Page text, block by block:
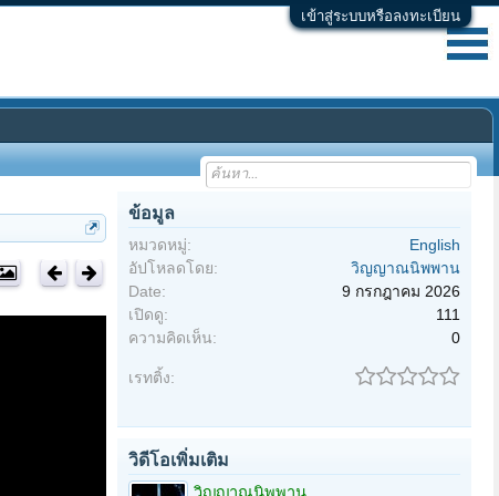
เข้าสู่ระบบหรือลงทะเบียน
ข้อมูล
หมวดหมู่:
English
อัปโหลดโดย:
วิญญาณนิพพาน
Date:
9 กรกฎาคม 2026
เปิดดู:
111
ความคิดเห็น:
0
เรทติ้ง:
วิดีโอเพิ่มเติม